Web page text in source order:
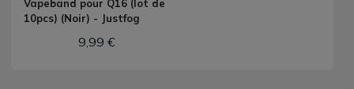
Vapeband pour Q16 (lot de
10pcs) (Noir) - Justfog
9,99 €